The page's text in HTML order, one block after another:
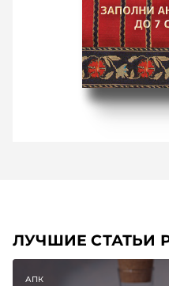
ЛУЧШИЕ СТАТЬИ
АПК